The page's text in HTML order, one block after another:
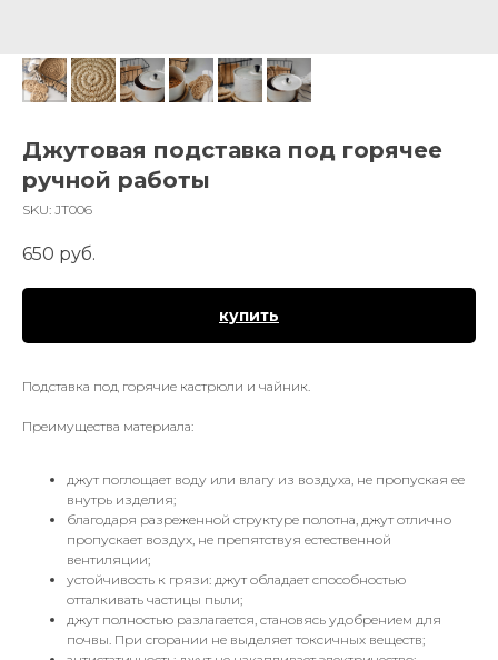
Джутовая подставка под горячее
ручной работы
SKU: JT006
650 руб.
купить
Подставка под горячие кастрюли и чайник.
Преимущества материала:
джут поглощает воду или влагу из воздуха, не пропуская ее
внутрь изделия;
благодаря разреженной структуре полотна, джут отлично
пропускает воздух, не препятствуя естественной
вентиляции;
устойчивость к грязи: джут обладает способностью
отталкивать частицы пыли;
джут полностью разлагается, становясь удобрением для
почвы. При сгорании не выделяет токсичных веществ;